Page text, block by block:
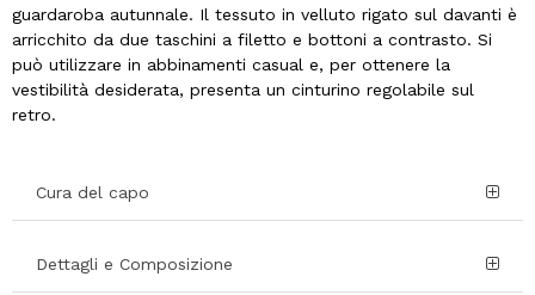
guardaroba autunnale. Il tessuto in velluto rigato sul davanti è
arricchito da due taschini a filetto e bottoni a contrasto. Si
può utilizzare in abbinamenti casual e, per ottenere la
vestibilità desiderata, presenta un cinturino regolabile sul
retro.
Cura del capo
Dettagli e Composizione